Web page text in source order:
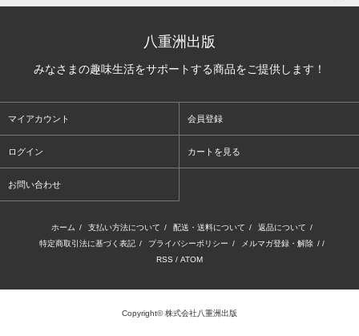
八重洲出版
みなさまの趣味生活をサポートする商品をご提供します！
マイアカウント 会員登録
ログイン カートを見る
お問い合わせ
ホーム / 支払い方法について / 配送・送料について / 返品について /
特定商取引法に基づく表記 / プライバシーポリシー / メルマガ登録・解除 / /
RSS / ATOM
Copyright© 株式会社八重洲出版